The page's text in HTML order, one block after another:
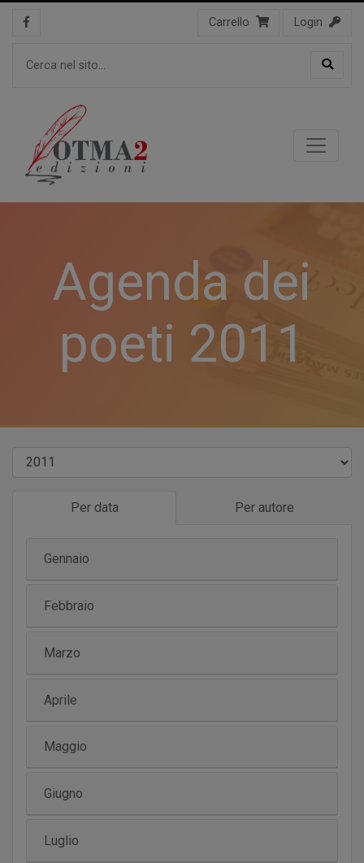
Carrello Login
Agenda dei
poeti 2011
Per data Per autore
Gennaio
Febbraio
Marzo
Aprile
Maggio
Giugno
Luglio